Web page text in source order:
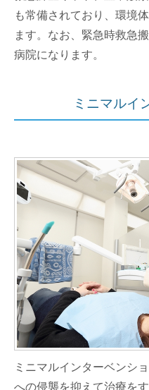
も常備されており、環境
ます。なお、緊急時救急
病院になります。
ミニマルイ
ミニマルインターベンシ
への侵襲を抑えて治療を